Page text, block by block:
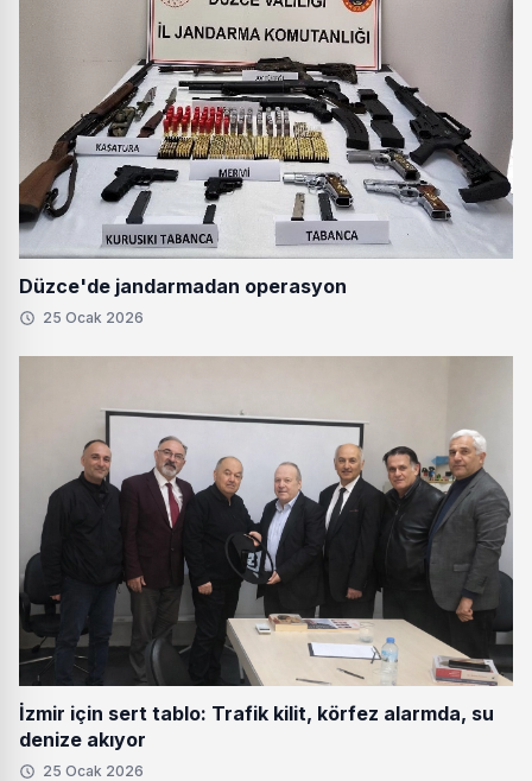
Düzce'de jandarmadan operasyon
25 Ocak 2026
İzmir için sert tablo: Trafik kilit, körfez alarmda, su
denize akıyor
25 Ocak 2026